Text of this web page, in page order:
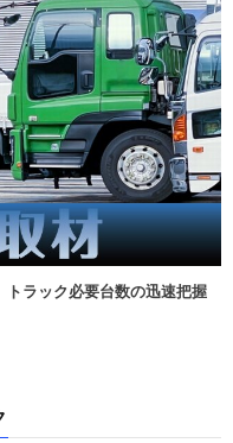
トラック必要台数の迅速把握